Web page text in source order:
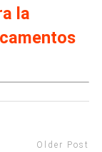
la
Older Post